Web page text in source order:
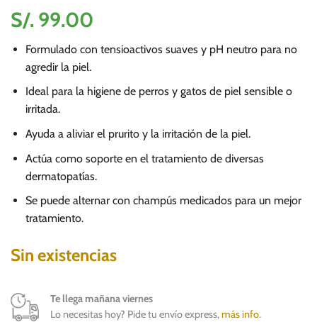
S/. 99.00
Formulado con tensioactivos suaves y pH neutro para no
agredir la piel.
Ideal para la higiene de perros y gatos de piel sensible o
irritada.
Ayuda a aliviar el prurito y la irritación de la piel.
Actúa como soporte en el tratamiento de diversas
dermatopatías.
Se puede alternar con champús medicados para un mejor
tratamiento.
Sin existencias
Te llega mañana viernes
Lo necesitas hoy? Pide tu envío express,más info.